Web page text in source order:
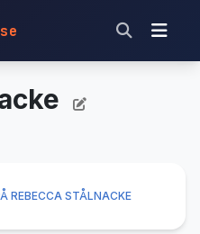
REBECCA STÅLNACKE